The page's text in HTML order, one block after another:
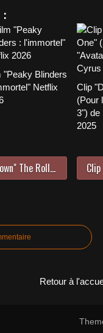
:
"Peaky Blinders
Netflix
Clip
(Pour
3") de
2025
Clip "Living In A Ghost Town" The Rolling Stones 2020
Retour à